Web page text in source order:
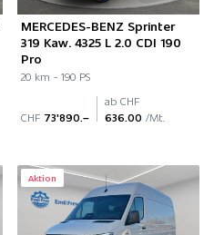
MERCEDES-BENZ Sprinter
319 Kaw. 4325 L 2.0 CDI 190
Pro
20 km - 190 PS
CHF 73'890.–
ab CHF
636.00 /Mt.
Aktion